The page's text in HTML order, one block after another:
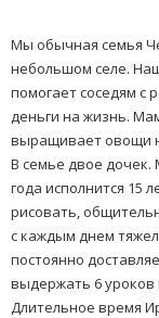
Мы обычная семья
небольшом селе.
помогает соседям с
деньги на жизнь.
выращивает овощи
В семье двое дочек.
года исполнится 15
рисовать,
с каждым днем
постоянно
выдержать 6 уроков
Длительное время